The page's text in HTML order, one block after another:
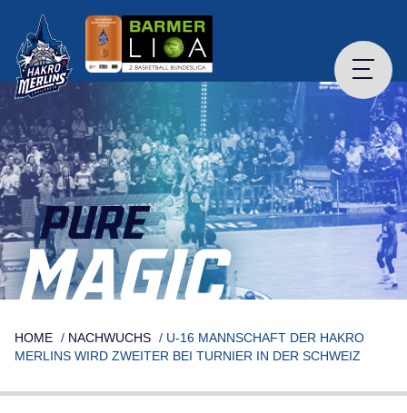
content
PURE
MAGIC
HOME / NACHWUCHS / U-16 MANNSCHAFT DER HAKRO
MERLINS WIRD ZWEITER BEI TURNIER IN DER SCHWEIZ